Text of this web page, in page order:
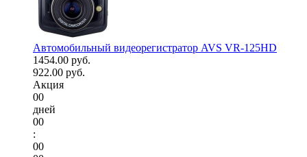
Автомобильный видеорегистратор AVS VR-125HD
1454.00 руб.
922.00 руб.
Акция
00
дней
00
:
00